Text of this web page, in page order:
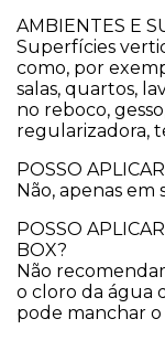
​AMBIENTES E
Superfícies
como, por
salas, quartos,
no reboco,
regularizadora,
​POSSO
Não, apenas em
​POSSO
BOX?
Não
o cloro da água
pode manchar